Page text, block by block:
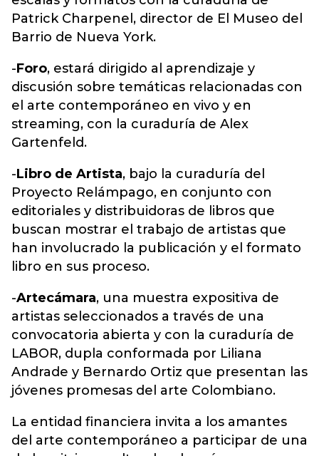
Patrick Charpenel, director de El Museo del
Barrio de Nueva York.
-Foro, estará dirigido al aprendizaje y
discusión sobre temáticas relacionadas con
el arte contemporáneo en vivo y en
streaming, con la curaduría de Alex
Gartenfeld.
-Libro de Artista, bajo la curaduría del
Proyecto Relámpago, en conjunto con
editoriales y distribuidoras de libros que
buscan mostrar el trabajo de artistas que
han involucrado la publicación y el formato
libro en sus proceso.
-Artecámara, una muestra expositiva de
artistas seleccionados a través de una
convocatoria abierta y con la curaduría de
LABOR, dupla conformada por Liliana
Andrade y Bernardo Ortiz que presentan las
jóvenes promesas del arte Colombiano.
La entidad financiera invita a los amantes
del arte contemporáneo a participar de una